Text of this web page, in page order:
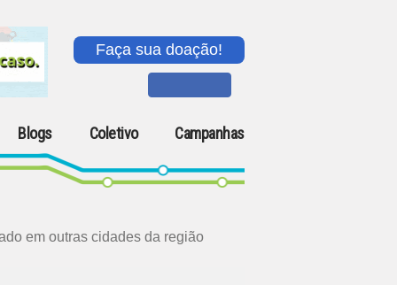
Faça sua doação!
Blogs Coletivo Campanhas
em outras cidades da região